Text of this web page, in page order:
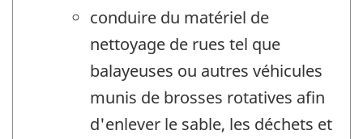
conduire du matériel de
nettoyage de rues tel que
balayeuses ou autres véhicules
munis de brosses rotatives afin
d'enlever le sable, les déchets et